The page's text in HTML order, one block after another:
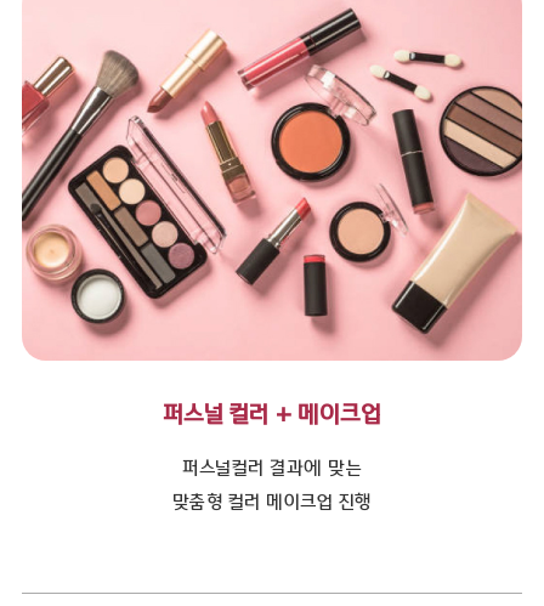
퍼스널 컬러 + 메이크업
퍼스널컬러 결과에 맞는
맞춤형 컬러 메이크업 진행